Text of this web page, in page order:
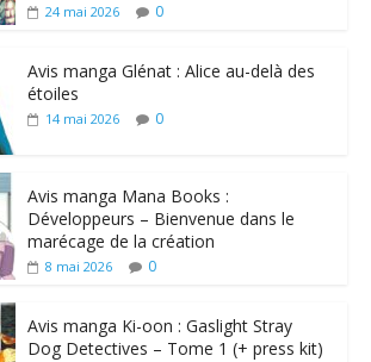
24 mai 2026 0
Avis manga Glénat : Alice au-delà des
étoiles
14 mai 2026 0
Avis manga Mana Books :
Développeurs – Bienvenue dans le
marécage de la création
8 mai 2026 0
Avis manga Ki-oon : Gaslight Stray
Dog Detectives – Tome 1 (+ press kit)